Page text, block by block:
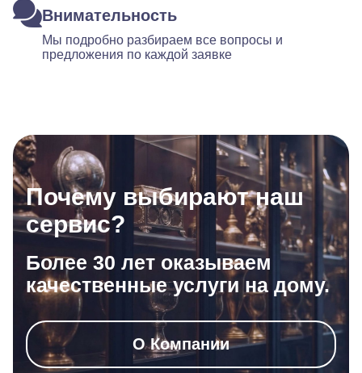
Внимательность
Мы подробно разбираем все вопросы и
предложения по каждой заявке
Почему выбирают наш
сервис?
Более 30 лет оказываем
качественные услуги на дому.
О Компании